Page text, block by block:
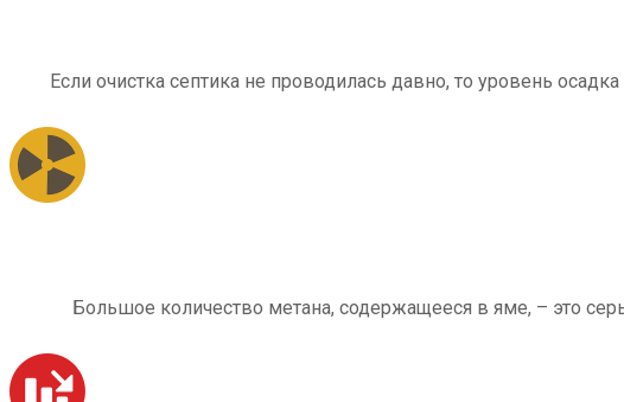
Если очистка септика не проводилась давно, то уровень
Большое количество метана, содержащееся в яме, – это